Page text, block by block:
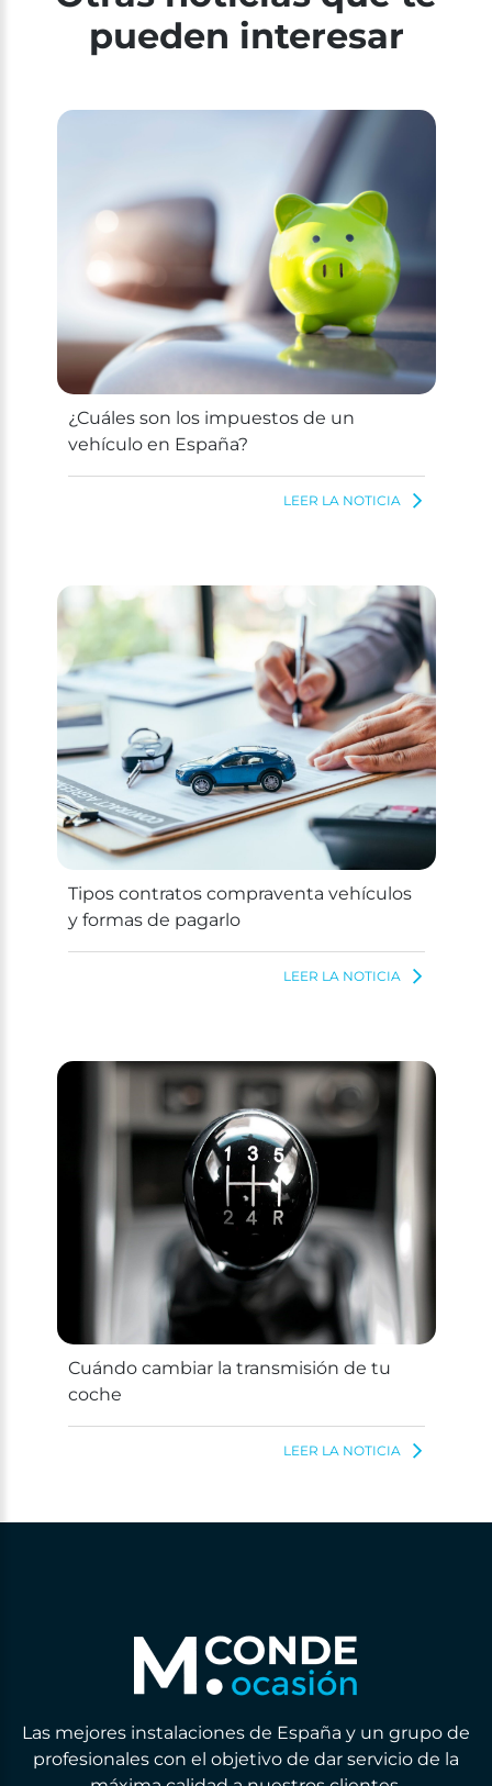
pueden interesar
¿Cuáles son los impuestos de un
vehículo en España?
LEER LA NOTICIA
Tipos contratos compraventa vehículos
y formas de pagarlo
LEER LA NOTICIA
Cuándo cambiar la transmisión de tu
coche
LEER LA NOTICIA
Las mejores instalaciones de España y un grupo de
profesionales con el objetivo de dar servicio de la